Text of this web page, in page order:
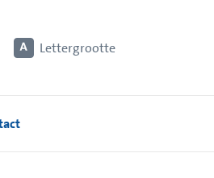
Lettergrootte